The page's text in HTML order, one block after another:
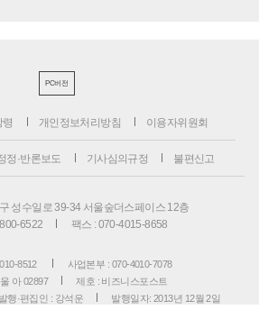
PC버전
령 개인정보처리방침 이용자위원회
정·반론보도 기사심의규정 불편신고
성수일로 39-34 서울숲더스페이스 12층
6522
팩스 : 070-4015-8658
8512
사업본부 : 070-4010-7078
아 02897
제호 : 비즈니스포스트
발행·편집인 : 강석운
발행일자: 2013년 12월 2일